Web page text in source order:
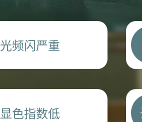
光频闪严重
显色指数低